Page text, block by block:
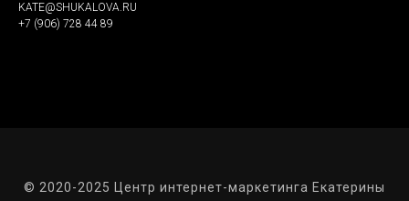
KATE@SHUKALOVA.RU
+7 (906) 728 44 89
© 2020-2025 Центр интернет-маркетинга Екатерины